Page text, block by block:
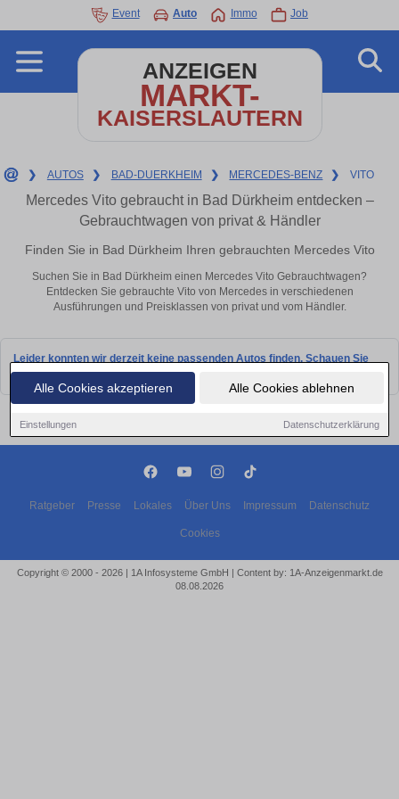
Alle Cookies akzeptieren Alle Cookies ablehnen
Einstellungen Datenschutzerklärung
Event Auto Immo Job
ANZEIGEN
MARKT-
KAISERSLAUTERN
❯ AUTOS ❯ BAD-DUERKHEIM ❯ MERCEDES-BENZ ❯ VITO
Mercedes Vito gebraucht in Bad Dürkheim entdecken –
Gebrauchtwagen von privat & Händler
Finden Sie in Bad Dürkheim Ihren gebrauchten Mercedes Vito
Suchen Sie in Bad Dürkheim einen Mercedes Vito Gebrauchtwagen?
Entdecken Sie gebrauchte Vito von Mercedes in verschiedenen
Ausführungen und Preisklassen von privat und vom Händler.
Leider konnten wir derzeit keine passenden Autos finden. Schauen Sie
bald wieder vorbei!
Ratgeber Presse Lokales Über Uns Impressum Datenschutz
Cookies
Copyright © 2000 - 2026 | 1A Infosysteme GmbH | Content by: 1A-Anzeigenmarkt.de
08.08.2026